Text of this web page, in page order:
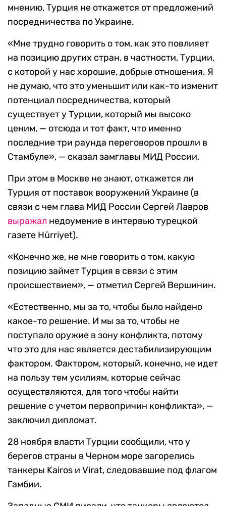
мнению, Турция не откажется от предложений
посредничества по Украине.
«Мне трудно говорить о том, как это повлияет
на позицию других стран, в частности, Турции,
с которой у нас хорошие, добрые отношения. Я
не думаю, что это уменьшит или как-то изменит
потенциал посредничества, который
существует у Турции, который мы высоко
ценим, — отсюда и тот факт, что именно
последние три раунда переговоров прошли в
Стамбуле», — сказал замглавы МИД России.
При этом в Москве не знают, откажется ли
Турция от поставок вооружений Украине (в
связи с чем глава МИД России Сергей Лавров
выражал недоумение в интервью турецкой
газете Hürriyet).
«Конечно же, не мне говорить о том, какую
позицию займет Турция в связи с этим
происшествием», — отметил Сергей Вершинин.
«Естественно, мы за то, чтобы было найдено
какое-то решение. И мы за то, чтобы не
поступало оружие в зону конфликта, потому
что это для нас является дестабилизирующим
фактором. Фактором, который, конечно, не идет
на пользу тем усилиям, которые сейчас
осуществляются, для того чтобы найти
решение с учетом первопричин конфликта», —
заключил дипломат.
28 ноября власти Турции сообщили, что у
берегов страны в Черном море загорелись
танкеры Kairos и Virat, следовавшие под флагом
Гамбии.